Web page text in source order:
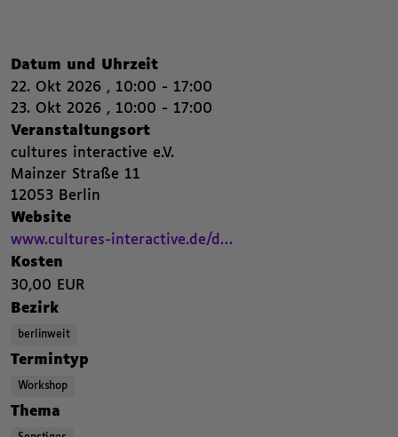
Zusammenfassende
Datum und Uhrzeit,
22. Okt 2026 , 10:00 - 17:00
22. Oktober 2026 , 10:00 bis 17:00 ,
23. Okt 2026 , 10:00 - 17:00
23. Oktober 2026 , 10:00 bis 17:00 ,
,,Veranstaltungsort,
cultures interactive e.V.
Mainzer Straße 11
12053 Berlin
Website,
www.cultures-interactive.de/d…
Beitrags Webseite. Öffnet einen neuen Browser Tab.
Kosten
30,00 EUR
,
Nachfolgend die Kategorien beziehungsweise Filter des Beitrags.
Bezirk,
berlinweit
,,Termintyp
Workshop
,,Thema